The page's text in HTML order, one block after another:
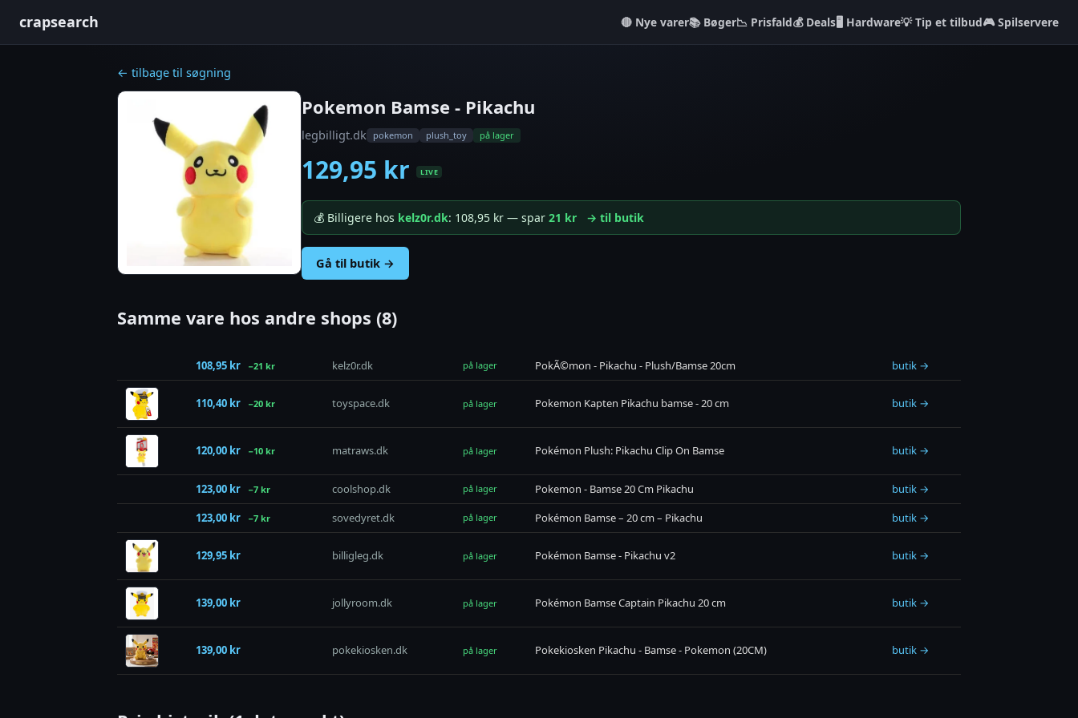
crapsearch Nye varer📚 Bøger📉 Prisfald💰 Deals🖥️ Hardware💡 Tip et tilbud🎮 Spilservere
← tilbage til søgning
Pokemon Bamse - Pikachu
legbilligt.dk pokemon plush_toy på lager
129,95 kr LIVE
💰 Billigere hos kelz0r.dk: 108,95 kr — spar 21 kr → til butik
Gå til butik →
Samme vare hos andre shops (8)
108,95 kr −21 kr kelz0r.dk på lager PokÃ©mon - Pikachu - Plush/Bamse 20cm butik →
110,40 kr −20 kr toyspace.dk på lager Pokemon Kapten Pikachu bamse - 20 cm butik →
120,00 kr −10 kr matraws.dk på lager Pokémon Plush: Pikachu Clip On Bamse butik →
123,00 kr −7 kr coolshop.dk på lager Pokemon - Bamse 20 Cm Pikachu
butik →
123,00 kr
−7 kr sovedyret.dk på lager Pokémon Bamse – 20 cm – Pikachu butik →
129,95 kr billigleg.dk på lager Pokémon Bamse - Pikachu v2 butik →
139,00 kr jollyroom.dk på lager Pokémon Bamse Captain Pikachu 20 cm butik →
139,00 kr pokekiosken.dk på lager Pokekiosken Pikachu - Bamse - Pokemon (20CM) butik →